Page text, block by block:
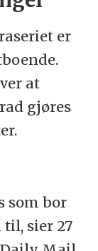
er
at
gjøres
som bor
sier 27